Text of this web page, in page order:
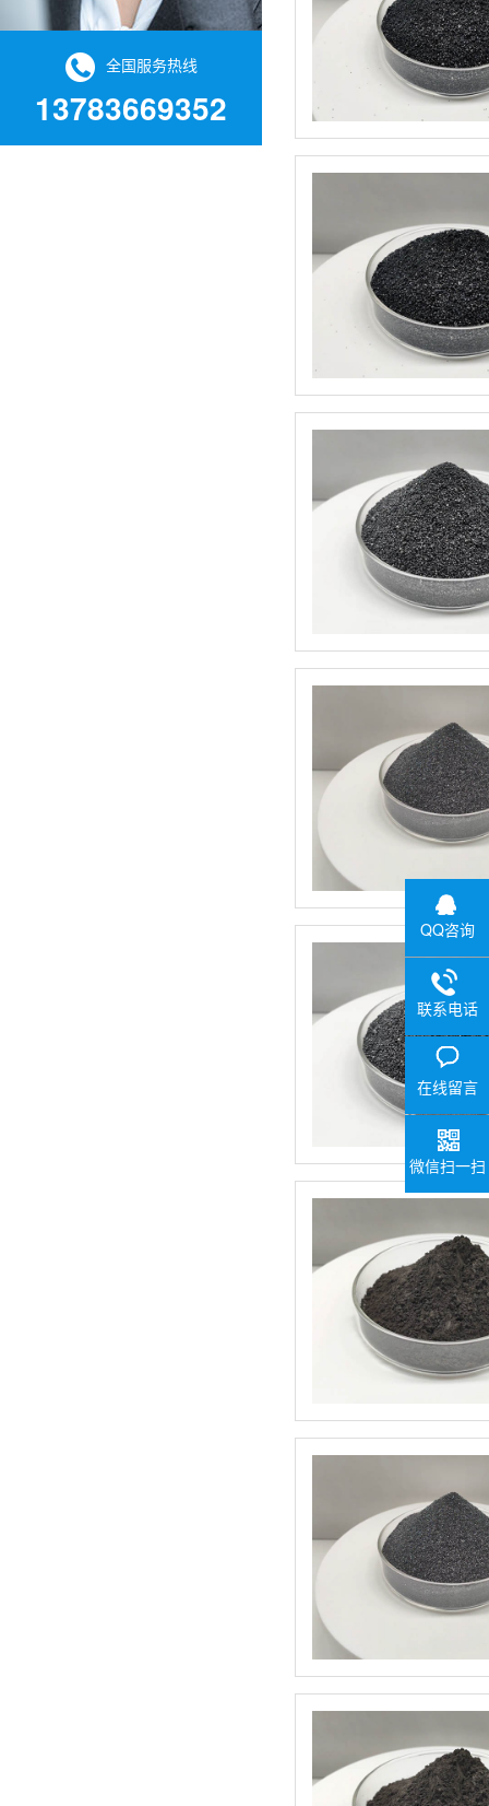
全国服务热线
13783669352
QQ咨询
联系电话
在线留言
微信扫一扫